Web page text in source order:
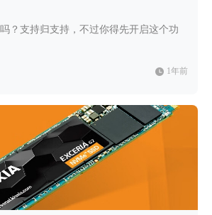
？支持归支持，不过你得先开启这个功
1年前